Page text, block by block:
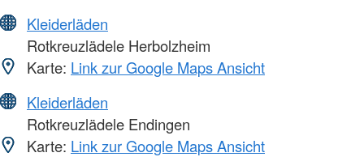
Kleiderläden
Rotkreuzlädele Herbolzheim
Karte: Link zur Google Maps Ansicht
Kleiderläden
Rotkreuzlädele Endingen
Karte: Link zur Google Maps Ansicht